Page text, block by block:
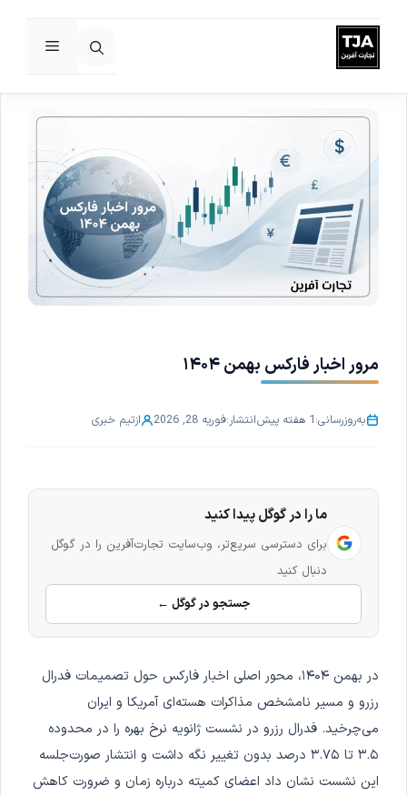
پرش
به
فهرست
مرور اخبار فارکس بهمن ۱۴۰۴
به‌روزرسانی:1 هفته پیش انتشار:فوریه 28, 2026 ازتیم خبری
ما را در گوگل پیدا کنید
برای دسترسی سریع‌تر، وب‌سایت تجارت‌آفرین را در گوگل
دنبال کنید
جستجو در گوگل ←
در بهمن ۱۴۰۴، محور اصلی اخبار فارکس حول تصمیمات فدرال
رزرو و مسیر نامشخص مذاکرات هسته‌ای آمریکا و ایران
می‌چرخید. فدرال رزرو در نشست ژانویه نرخ بهره را در محدوده
۳.۵ تا ۳.۷۵ درصد بدون تغییر نگه داشت و انتشار صورت‌جلسه
این نشست نشان داد اعضای کمیته درباره زمان و ضرورت کاهش